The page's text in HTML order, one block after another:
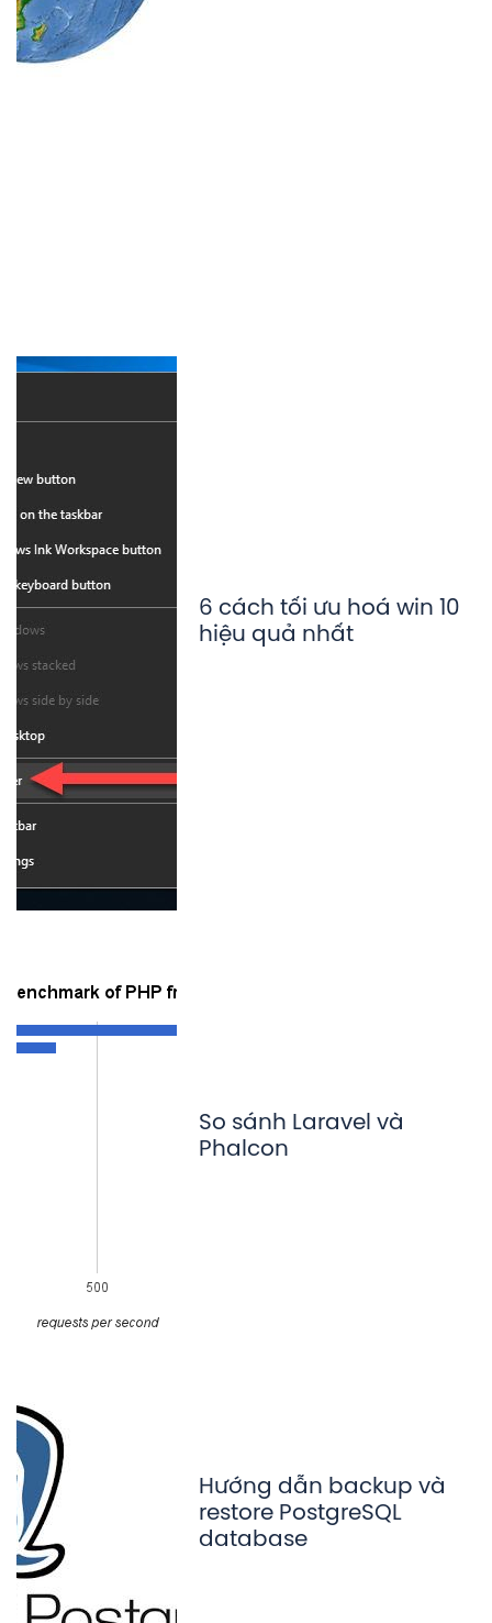
6 cách tối ưu hoá win 10
hiệu quả nhất
So sánh Laravel và
Phalcon
Hướng dẫn backup và
restore PostgreSQL
database